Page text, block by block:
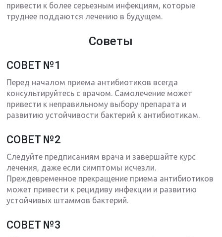
привести к более серьезным инфекциям, которые
труднее поддаются лечению в будущем.
Советы
СОВЕТ №1
Перед началом приема антибиотиков всегда
консультируйтесь с врачом. Самолечение может
привести к неправильному выбору препарата и
развитию устойчивости бактерий к антибиотикам.
СОВЕТ №2
Следуйте предписаниям врача и завершайте курс
лечения, даже если симптомы исчезли.
Преждевременное прекращение приема антибиотиков
может привести к рецидиву инфекции и развитию
устойчивых штаммов бактерий.
СОВЕТ №3